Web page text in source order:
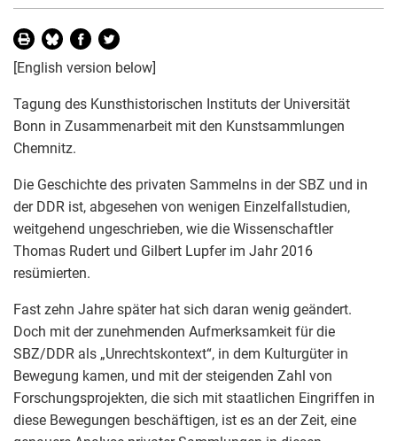
[English version below]
Tagung des Kunsthistorischen Instituts der Universität
Bonn in Zusammenarbeit mit den Kunstsammlungen
Chemnitz.
Die Geschichte des privaten Sammelns in der SBZ und in
der DDR ist, abgesehen von wenigen Einzelfallstudien,
weitgehend ungeschrieben, wie die Wissenschaftler
Thomas Rudert und Gilbert Lupfer im Jahr 2016
resümierten.
Fast zehn Jahre später hat sich daran wenig geändert.
Doch mit der zunehmenden Aufmerksamkeit für die
SBZ/DDR als „Unrechtskontext“, in dem Kulturgüter in
Bewegung kamen, und mit der steigenden Zahl von
Forschungsprojekten, die sich mit staatlichen Eingriffen in
diese Bewegungen beschäftigen, ist es an der Zeit, eine